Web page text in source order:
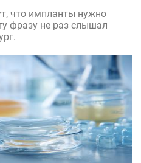
что импланты нужно
фразу не раз слышал